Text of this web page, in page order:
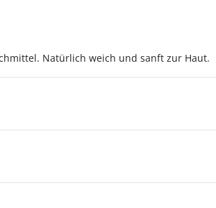
Natürlich weich und sanft zur Haut.